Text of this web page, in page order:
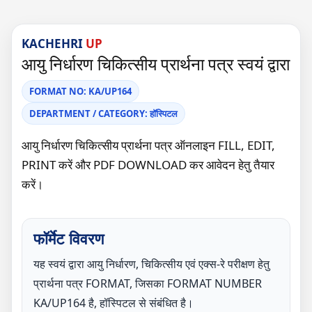
KACHEHRI UP
आयु निर्धारण चिकित्सीय प्रार्थना पत्र स्वयं द्वारा
FORMAT NO: KA/UP164
DEPARTMENT / CATEGORY: हॉस्पिटल
आयु निर्धारण चिकित्सीय प्रार्थना पत्र ऑनलाइन FILL, EDIT,
PRINT करें और PDF DOWNLOAD कर आवेदन हेतु तैयार
करें।
फॉर्मेट विवरण
यह स्वयं द्वारा आयु निर्धारण, चिकित्सीय एवं एक्स-रे परीक्षण हेतु
प्रार्थना पत्र FORMAT, जिसका FORMAT NUMBER
KA/UP164 है, हॉस्पिटल से संबंधित है।